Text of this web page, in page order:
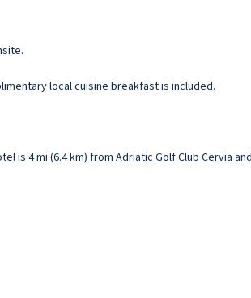
local cuisine breakfast is included.
is 4 mi (6.4 km) from Adriatic Golf Club Cervia